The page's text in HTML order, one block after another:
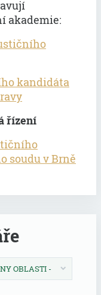
akademie:
kandidáta
řízení
soudu v Brně
OBLASTI -